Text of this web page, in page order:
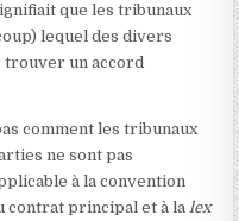
que les tribunaux
lequel des divers
trouver un accord
comment les tribunaux
ne sont pas
à la convention
contrat principal et à lalex